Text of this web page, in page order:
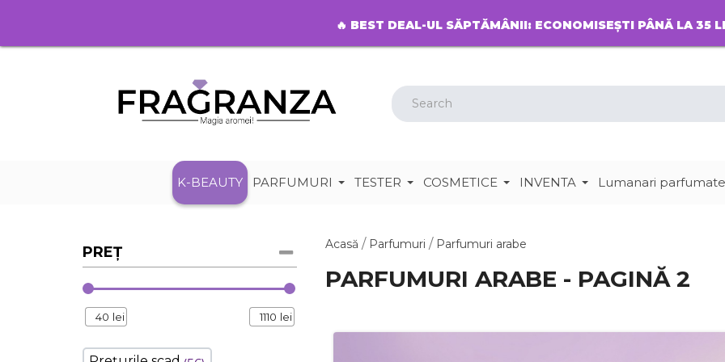
🔥 BEST DEAL-UL SĂPTĂMÂNII: ECONOMISEȘTI PÂNĂ LA 35
K-BEAUTY PARFUMURI TESTER COSMETICE INVENTA Lumanari parfumate
PREȚ
40 lei 1110 lei
Acasă Parfumuri Parfumuri arabe
PARFUMURI ARABE - PAGINĂ 2